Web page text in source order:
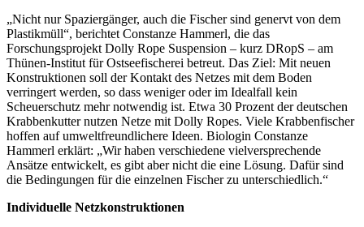
„Nicht nur Spaziergänger, auch die Fischer sind genervt von dem
Plastikmüll“, berichtet Constanze Hammerl, die das
Forschungsprojekt Dolly Rope Suspension – kurz DRopS – am
Thünen-Institut für Ostseefischerei betreut. Das Ziel: Mit neuen
Konstruktionen soll der Kontakt des Netzes mit dem Boden
verringert werden, so dass weniger oder im Idealfall kein
Scheuerschutz mehr notwendig ist. Etwa 30 Prozent der deutschen
Krabbenkutter nutzen Netze mit Dolly Ropes. Viele Krabbenfischer
hoffen auf umweltfreundlichere Ideen. Biologin Constanze
Hammerl erklärt: „Wir haben verschiedene vielversprechende
Ansätze entwickelt, es gibt aber nicht die eine Lösung. Dafür sind
die Bedingungen für die einzelnen Fischer zu unterschiedlich.“
Individuelle Netzkonstruktionen